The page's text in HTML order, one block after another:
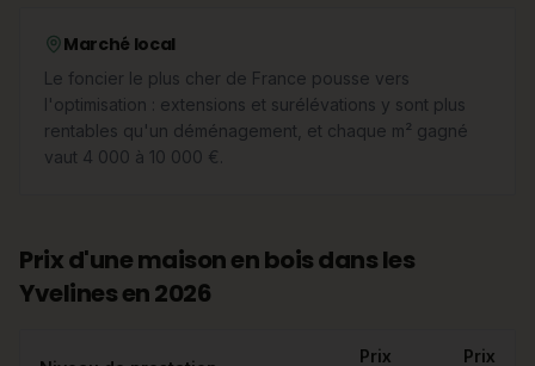
Marché local
Le foncier le plus cher de France pousse vers
l'optimisation : extensions et surélévations y sont plus
rentables qu'un déménagement, et chaque m² gagné
vaut 4 000 à 10 000 €.
Prix d'une maison en bois dans les
Yvelines en 2026
Prix
Prix